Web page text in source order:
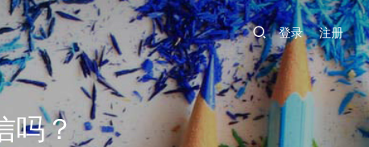
登录 注册
吗？